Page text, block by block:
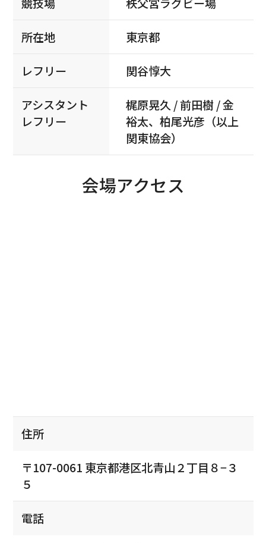
所在地 東京都
レフリー 関谷惇大
アシスタント
レフリー
梶原晃久 / 前田樹 / 金
裕太、柏尾光彦（以上
関東協会）
会場アクセス
住所
〒107-0061 東京都港区北青山２丁目８−３
５
電話